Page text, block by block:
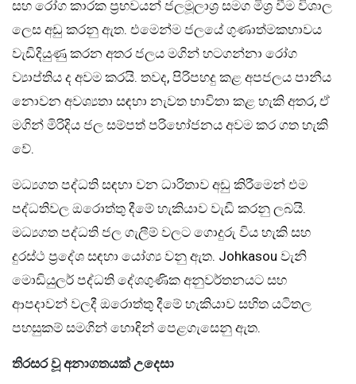
සහ රෝග කාරක ප්‍රභවයන් ජලමූලාශ්‍ර සමග මිශ්‍ර වීම විශාල
ලෙස අඩු කරනු ඇත. එමෙන්ම ජලයේ ගුණාත්මකභාවය
වැඩිදියුණු කරන අතර ජලය මගින් හටගන්නා රෝග
ව්‍යාප්තිය ද අවම කරයි. තවද, පිරිපහදු කළ අපජලය පානීය
නොවන අවශ්‍යතා සඳහා නැවත භාවිතා කළ හැකි අතර, ඒ
මගින් මිරිදිය ජල සම්පත් පරිභෝජනය අවම කර ගත හැකි
වේ.
මධ්‍යගත පද්ධති සඳහා වන ධාරිතාව අඩු කිරීමෙන් එම
පද්ධතිවල ඔරොත්තු දීමේ හැකියාව වැඩි කරනු ලබයි.
මධ්‍යගත පද්ධති ජල ගැලීම් වලට ගොදුරු විය හැකි සහ
දුරස්ථ ප්‍රදේශ සඳහා යෝග්‍ය වනු ඇත. Johkasou වැනි
මොඩියුලර් පද්ධති දේශගුණික අනුවර්තනයට සහ
ආපදාවන් වලදී ඔරොත්තු දීමේ හැකියාව සහිත යටිතල
පහසුකම් සමගින් හොඳින් පෙළගැසෙනු ඇත.
තිරසර වූ අනාගතයක් උදෙසා